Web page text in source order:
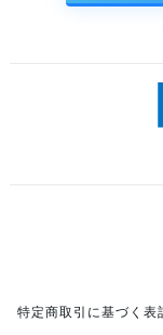
特定商取引に基づく表